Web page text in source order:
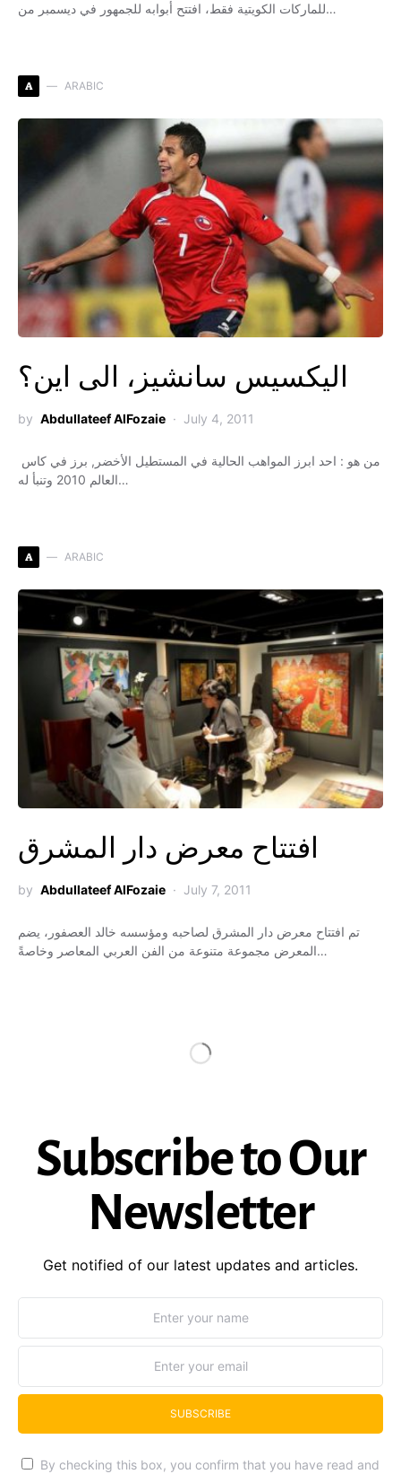
للماركات الكويتية فقط، افتتح أبوابه للجمهور في ديسمبر من…
A ARABIC
اليكسيس سانشيز، الى اين؟
by Abdullateef AlFozaie July 4, 2011
العالم 2010 وتنبأ له…
A ARABIC
افتتاح معرض دار المشرق
by Abdullateef AlFozaie July 7, 2011
تم افتتاح معرض دار المشرق لصاحبه ومؤسسه خالد العصفور، يضم
المعرض مجموعة متنوعة من الفن العربي المعاصر وخاصةً…
Subscribe to Our
Newsletter
Get notified of our latest updates and articles.
SUBSCRIBE
By checking this box, you confirm that you have read and